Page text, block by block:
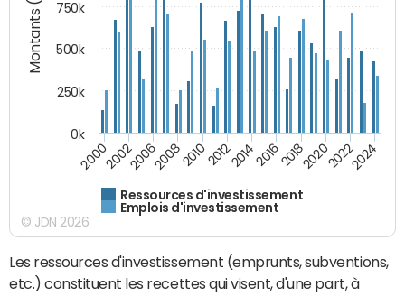
Montants (€)
Ressources d'investissement
Emplois d'investissement
200020022006200820102012201420162018202020222024
0k
250k
500k
750k
© JDN 2026
Les ressources d'investissement (emprunts, subventions,
etc.) constituent les recettes qui visent, d'une part, à